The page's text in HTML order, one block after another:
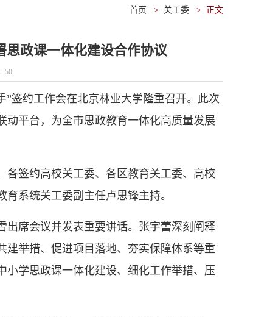
首页 > 关工委 > 正文
思政课一体化建设合作协议
50
签约工作会在北京林业大学隆重召开。此次
动平台，为全市思政教育一体化高质量发展
签约高校关工委、各区教育关工委、高校
系统关工委副主任卢思锋主持。
出席会议并发表重要讲话。张宇蕾深刻阐释
建举措、促进项目落地、夯实保障体系等重
小学思政课一体化建设、细化工作举措、压